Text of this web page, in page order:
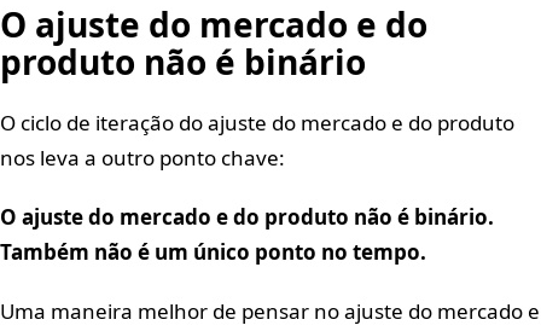
O ajuste do mercado e do
produto não é binário
O ciclo de iteração do ajuste do mercado e do produto
nos leva a outro ponto chave:
O ajuste do mercado e do produto não é binário.
Também não é um único ponto no tempo.
Uma maneira melhor de pensar no ajuste do mercado e